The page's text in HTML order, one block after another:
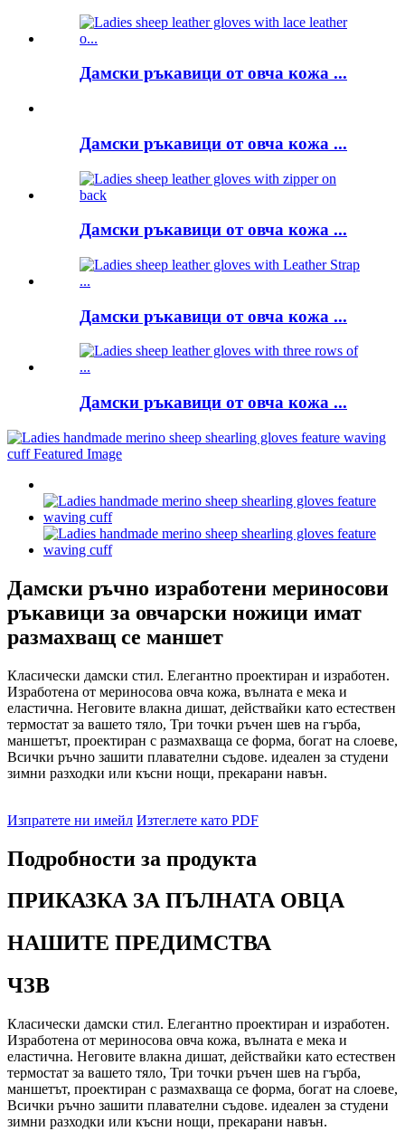
Дамски ръкавици от овча кожа ...
Дамски ръкавици от овча кожа ...
Дамски ръкавици от овча кожа ...
Дамски ръкавици от овча кожа ...
Дамски ръкавици от овча кожа ...
Дамски ръчно изработени мериносови
ръкавици за овчарски ножици имат
размахващ се маншет
Класически дамски стил. Елегантно проектиран и изработен.
Изработена от мериносова овча кожа, вълната е мека и
еластична. Неговите влакна дишат, действайки като естествен
термостат за вашето тяло, Три точки ръчен шев на гърба,
маншетът, проектиран с размахваща се форма, богат на слоеве,
Всички ръчно зашити плавателни съдове. идеален за студени
зимни разходки или късни нощи, прекарани навън.
Изпратете ни имейл Изтеглете като PDF
Подробности за продукта
ПРИКАЗКА ЗА ПЪЛНАТА ОВЦА
НАШИТЕ ПРЕДИМСТВА
ЧЗВ
Класически дамски стил. Елегантно проектиран и изработен.
Изработена от мериносова овча кожа, вълната е мека и
еластична. Неговите влакна дишат, действайки като естествен
термостат за вашето тяло, Три точки ръчен шев на гърба,
маншетът, проектиран с размахваща се форма, богат на слоеве,
Всички ръчно зашити плавателни съдове. идеален за студени
зимни разходки или късни нощи, прекарани навън.